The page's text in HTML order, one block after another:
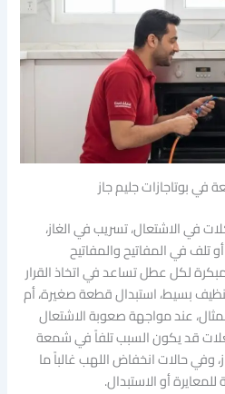
في بوتاجازات جليم جاز
في الاشتعال، تسريب في الغاز،
في المفاتيح والمفاتيح
لكل عطل تساعد في اتخاذ القرار
بسيط، استبدال قطعة صغيرة، أم
عند مواجهة صعوبة الاشتعال
قد يكون السبب تلفاً في شمعة
وفي حالات انخفاض اللهب غالباً ما
أو الاستبدال.